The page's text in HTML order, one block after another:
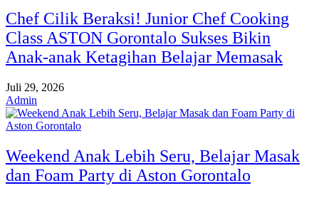
Chef Cilik Beraksi! Junior Chef Cooking
Class ASTON Gorontalo Sukses Bikin
Anak-anak Ketagihan Belajar Memasak
Juli 29, 2026
Admin
Weekend Anak Lebih Seru, Belajar Masak
dan Foam Party di Aston Gorontalo